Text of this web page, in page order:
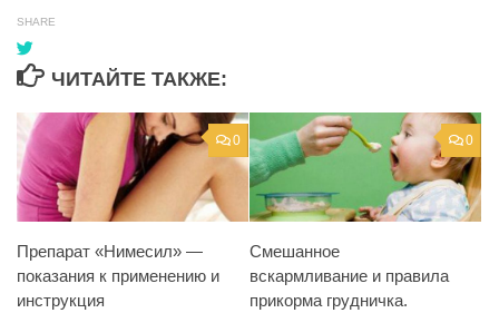
SHARE
ЧИТАЙТЕ ТАКЖЕ:
0
Препарат «Нимесил» —
показания к применению и
инструкция
0
Смешанное
вскармливание и правила
прикорма грудничка.